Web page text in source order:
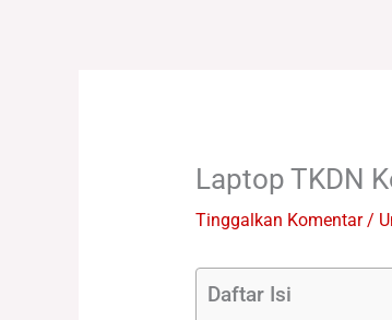
Laptop TKDN
Tinggalkan Komentar /
Daftar Isi